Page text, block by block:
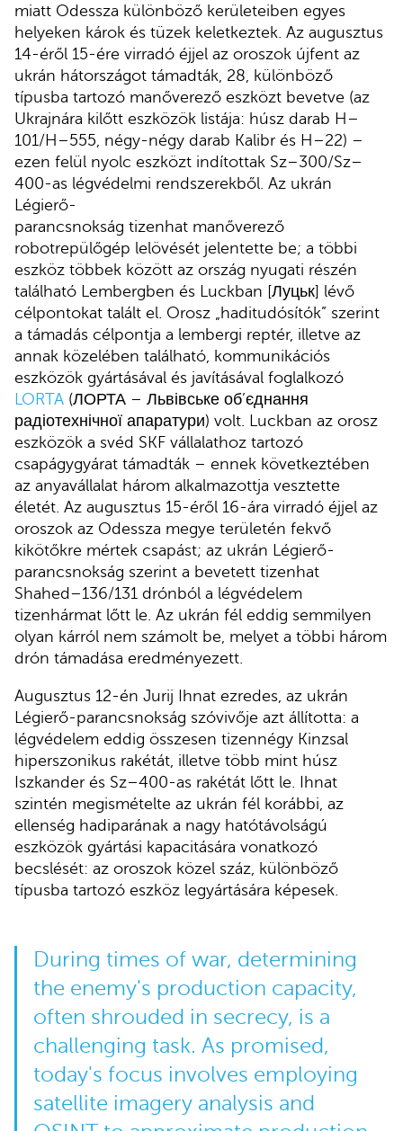
miatt Odessza különböző kerületeiben egyes
helyeken károk és tüzek keletkeztek. Az augusztus
14-éről 15-ére virradó éjjel az oroszok újfent az
ukrán hátországot támadták, 28, különböző
típusba tartozó manőverező eszközt bevetve (az
Ukrajnára kilőtt eszközök listája: húsz darab H–
101/H–555, négy-négy darab Kalibr és H–22) –
ezen felül nyolc eszközt indítottak Sz–300/Sz–
400-as légvédelmi rendszerekből. Az ukrán
Légierő-
parancsnokság tizenhat manőverező
robotrepülőgép lelövését jelentette be; a többi
eszköz többek között az ország nyugati részén
található Lembergben és Luckban [Луцьк] lévő
célpontokat talált el. Orosz „haditudósítók” szerint
a támadás célpontja a lembergi reptér, illetve az
annak közelében található, kommunikációs
eszközök gyártásával és javításával foglalkozó
LORTA (ЛОРТА – Львівське об’єднання
радіотехнічної апаратури) volt. Luckban az orosz
eszközök a svéd SKF vállalathoz tartozó
csapágygyárat támadták – ennek következtében
az anyavállalat három alkalmazottja vesztette
életét. Az augusztus 15-éről 16-ára virradó éjjel az
oroszok az Odessza megye területén fekvő
kikötőkre mértek csapást; az ukrán Légierő-
parancsnokság szerint a bevetett tizenhat
Shahed–136/131 drónból a légvédelem
tizenhármat lőtt le. Az ukrán fél eddig semmilyen
olyan kárról nem számolt be, melyet a többi három
drón támadása eredményezett.
Augusztus 12-én Jurij Ihnat ezredes, az ukrán
Légierő-parancsnokság szóvivője azt állította: a
légvédelem eddig összesen tizennégy Kinzsal
hiperszonikus rakétát, illetve több mint húsz
Iszkander és Sz–400-as rakétát lőtt le. Ihnat
szintén megismételte az ukrán fél korábbi, az
ellenség hadiparának a nagy hatótávolságú
eszközök gyártási kapacitására vonatkozó
becslését: az oroszok közel száz, különböző
típusba tartozó eszköz legyártására képesek.
During times of war, determining
the enemy's production capacity,
often shrouded in secrecy, is a
challenging task. As promised,
today's focus involves employing
satellite imagery analysis and